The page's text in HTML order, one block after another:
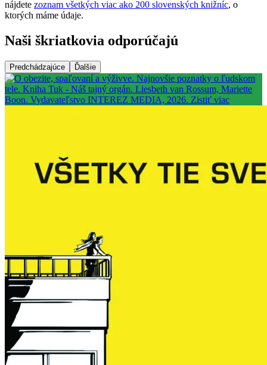
nájdete zoznam všetkých viac ako 200 slovenských knižníc, o
ktorých máme údaje.
Naši škriatkovia odporúčajú
Predchádzajúce Ďalšie